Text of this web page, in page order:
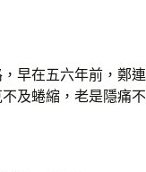
早在五六年前，鄭連
及蜷縮，老是隱痛不